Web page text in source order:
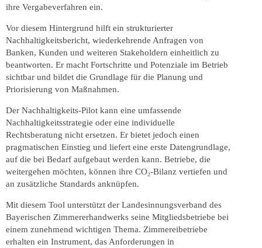
ihre Vergabeverfahren ein.
Vor diesem Hintergrund hilft ein strukturierter
Nachhaltigkeitsbericht, wiederkehrende Anfragen von
Banken, Kunden und weiteren Stakeholdern einheitlich zu
beantworten. Er macht Fortschritte und Potenziale im Betrieb
sichtbar und bildet die Grundlage für die Planung und
Priorisierung von Maßnahmen.
Der Nachhaltigkeits-Pilot kann eine umfassende
Nachhaltigkeitsstrategie oder eine individuelle
Rechtsberatung nicht ersetzen. Er bietet jedoch einen
pragmatischen Einstieg und liefert eine erste Datengrundlage,
auf die bei Bedarf aufgebaut werden kann. Betriebe, die
weitergehen möchten, können ihre CO₂-Bilanz vertiefen und
an zusätzliche Standards anknüpfen.
Mit diesem Tool unterstützt der Landesinnungsverband des
Bayerischen Zimmererhandwerks seine Mitgliedsbetriebe bei
einem zunehmend wichtigen Thema. Zimmereibetriebe
erhalten ein Instrument, das Anforderungen in